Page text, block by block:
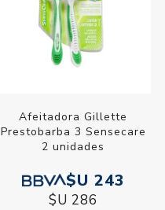
Afeitadora Gillette
Prestobarba 3 Sensecare
2 unidades
$U 243
$U 286